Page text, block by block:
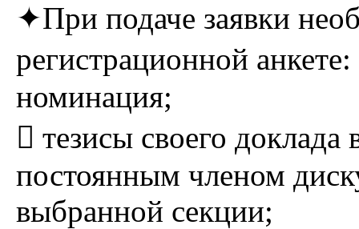
✦При подаче заявки
регистрационной
номинация;
 тезисы своего
постоянным членом
выбранной секции;